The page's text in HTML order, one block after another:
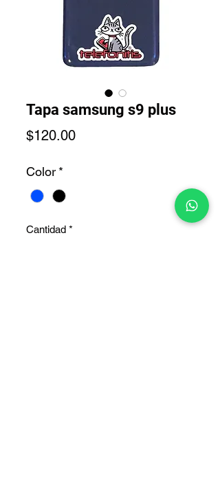
Tapa samsung s9 plus
$120.00Precio
Color *
Cantidad *